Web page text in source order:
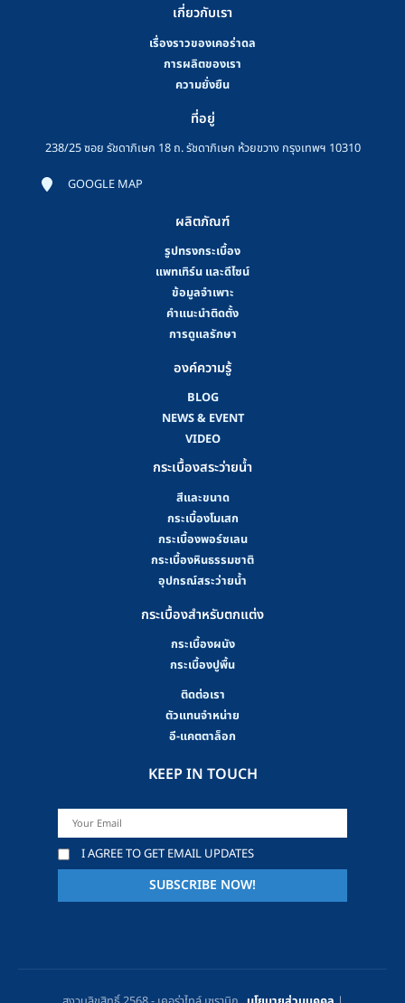
เกี่ยวกับเรา
เรื่องราวของเคอร่าดล
การผลิตของเรา
ความยั่งยืน
ที่อยู่
238/25 ซอย รัชดาภิเษก 18 ถ. รัชดาภิเษก ห้วยขวาง กรุงเทพฯ 10310
GOOGLE MAP
ผลิตภัณฑ์
รูปทรงกระเบื้อง
แพทเทิร์น และดีไซน์
ข้อมูลจำเพาะ
คําแนะนําติดตั้ง
การดูแลรักษา
องค์ความรู้
BLOG
NEWS & EVENT
VIDEO
กระเบื้องสระว่ายน้ำ
สีและขนาด
กระเบื้องโมเสก
กระเบื้องพอร์ซเลน
กระเบื้องหินธรรมชาติ
อุปกรณ์สระว่ายน้ำ
กระเบื้องสำหรับตกแต่ง
กระเบื้องผนัง
กระเบื้องปูพื้น
ติดต่อเรา
ตัวแทนจำหน่าย
อี-แคตตาล็อก
KEEP IN TOUCH
I AGREE TO GET EMAIL UPDATES